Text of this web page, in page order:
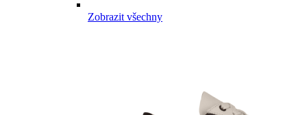
Zobrazit všechny